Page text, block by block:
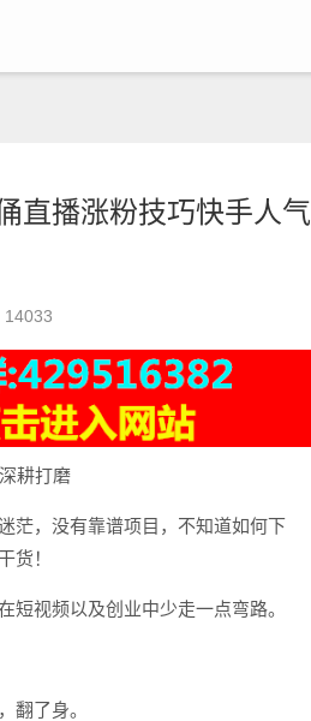
直播涨粉技巧快手人气
14033
耕打磨
茫，没有靠谱项目，不知道如何下
货！
视频以及创业中少走一点弯路。
翻了身。